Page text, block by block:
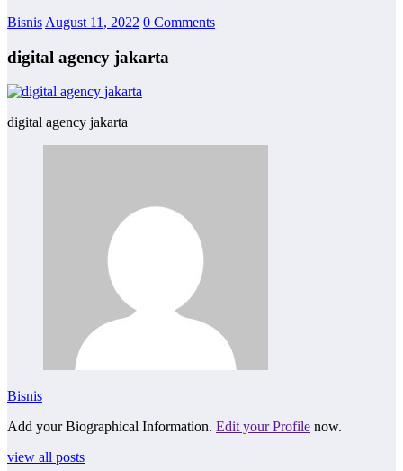
Bisnis August 11, 2022 0 Comments
digital agency jakarta
digital agency jakarta
Bisnis
Add your Biographical Information. Edit your Profile now.
view all posts